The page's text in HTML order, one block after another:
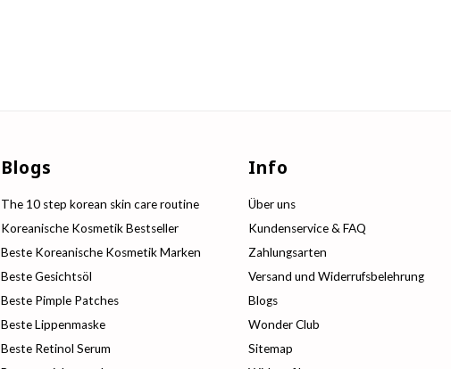
Blogs
The 10 step korean skin care routine
Koreanische Kosmetik Bestseller
Beste Koreanische Kosmetik Marken
Beste Gesichtsöl
Beste Pimple Patches
Beste Lippenmaske
Beste Retinol Serum
Info
Über uns
Kundenservice & FAQ
Zahlungsarten
Versand und Widerrufsbelehrung
Blogs
Wonder Club
Sitemap